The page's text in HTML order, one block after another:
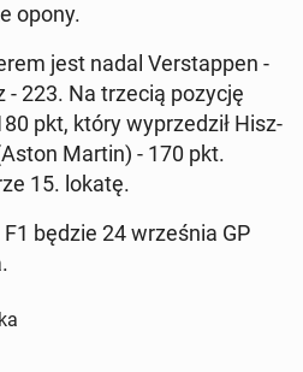
opony.
jest nadal Ver­stap­pen -
- 223. Na trzecią pozycję
pkt, który wy­prze­dził Hisz­
Martin) - 170 pkt.
15. lokatę.
będzie 24 wrze­śnia GP